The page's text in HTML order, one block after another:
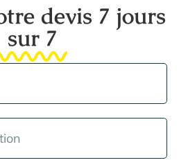
devis 7 jours
sur 7